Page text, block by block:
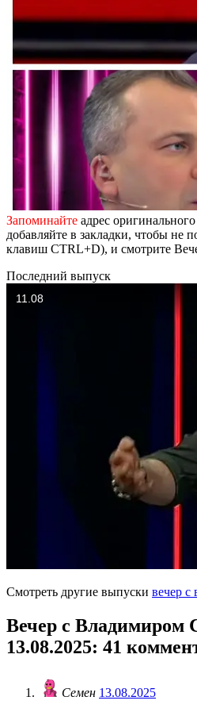
Запоминайте адрес оригинального
добавляйте в закладки, чтобы не
клавиш CTRL+D), и смотрите
Последний выпуск
Смотреть другие выпуски вечер с
Вечер с Владимиром
13.08.2025: 41
Семен 13.08.2025